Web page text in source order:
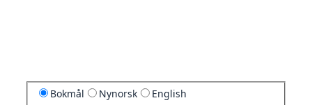
Bokmål Nynorsk English